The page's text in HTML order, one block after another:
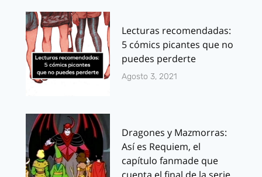
Lecturas recomendadas:
5 cómics picantes que no
puedes perderte
Agosto 3, 2021
Dragones y Mazmorras:
Así es Requiem, el
capítulo fanmade que